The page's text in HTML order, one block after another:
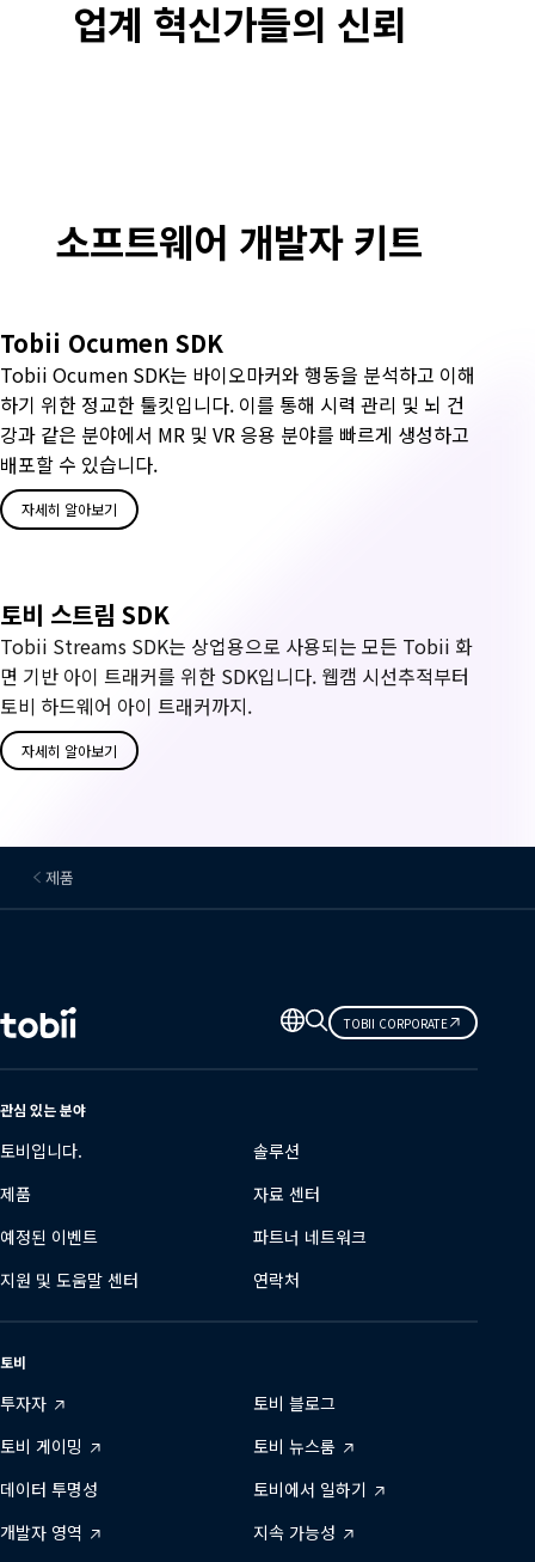
업계 혁신가들의 신뢰
웨
어
개
발
자
키
트
소프트웨어 개발자 키트
Tobii Ocumen SDK
Tobii Ocumen SDK는 바이오마커와 행동을 분석하고 이해
하기 위한 정교한 툴킷입니다. 이를 통해 시력 관리 및 뇌 건
강과 같은 분야에서 MR 및 VR 응용 분야를 빠르게 생성하고
배포할 수 있습니다.
자세히 알아보기
토비 스트림 SDK
Tobii Streams SDK는 상업용으로 사용되는 모든 Tobii 화
면 기반 아이 트래커를 위한 SDK입니다. 웹캠 시선추적부터
토비 하드웨어 아이 트래커까지.
자세히 알아보기
제품
언
어
변
TOBII CORPORATE
관심 있는 분야
토비입니다.
솔루션
제품
자료 센터
예정된 이벤트
파트너 네트워크
지원 및 도움말 센터
연락처
토비
투자자
토비 블로그
토비 게이밍
토비 뉴스룸
데이터 투명성
토비에서 일하기
개발자 영역
지속 가능성